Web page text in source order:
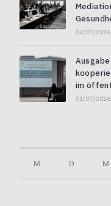
04/07/2026
im
01/07/2026
M D M